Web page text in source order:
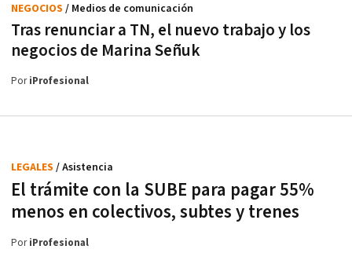
Tras renunciar a TN, el nuevo trabajo y los
negocios de Marina Señuk
NEGOCIOS / Medios de comunicación
PoriProfesional
El trámite con la SUBE para pagar 55%
menos en colectivos, subtes y trenes
LEGALES / Asistencia
PoriProfesional